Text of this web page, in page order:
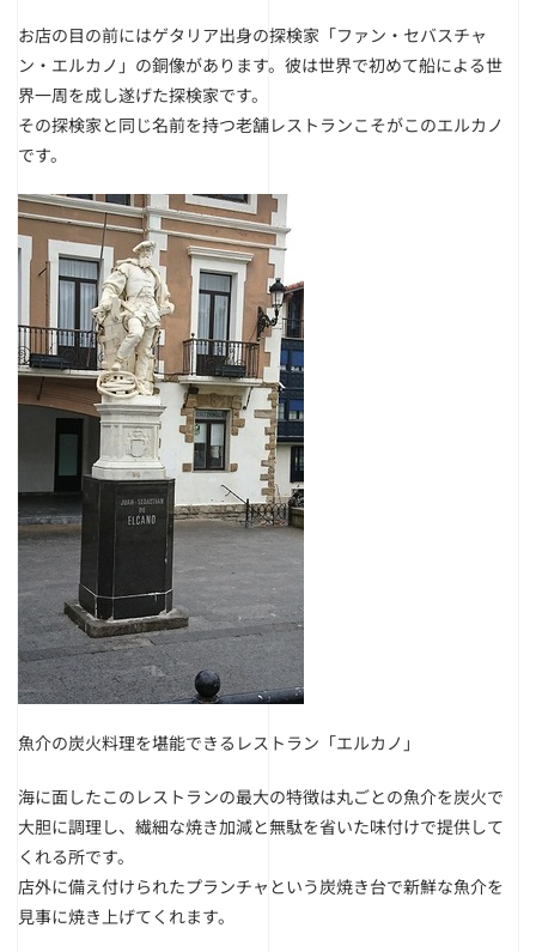
お店の目の前にはゲタリア出身の探検家「ファン・セバスチャ
ン・エルカノ」の銅像があります。彼は世界で初めて船による世
界一周を成し遂げた探検家です。
その探検家と同じ名前を持つ老舗レストランこそがこのエルカノ
です。
魚介の炭火料理を堪能できるレストラン「エルカノ」
海に面したこのレストランの最大の特徴は丸ごとの魚介を炭火で
大胆に調理し、繊細な焼き加減と無駄を省いた味付けで提供して
くれる所です。
店外に備え付けられたプランチャという炭焼き台で新鮮な魚介を
見事に焼き上げてくれます。